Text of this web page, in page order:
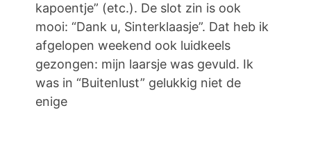
kapoentje” (etc.). De slot zin is ook
mooi: “Dank u, Sinterklaasje”. Dat heb ik
afgelopen weekend ook luidkeels
gezongen: mijn laarsje was gevuld. Ik
was in “Buitenlust” gelukkig niet de
enige